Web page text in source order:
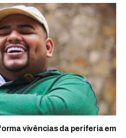
vivências da periferia em